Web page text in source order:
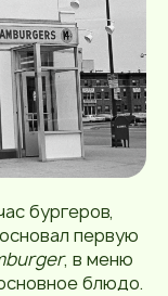
бургеров,
первую
, в меню
блюдо.